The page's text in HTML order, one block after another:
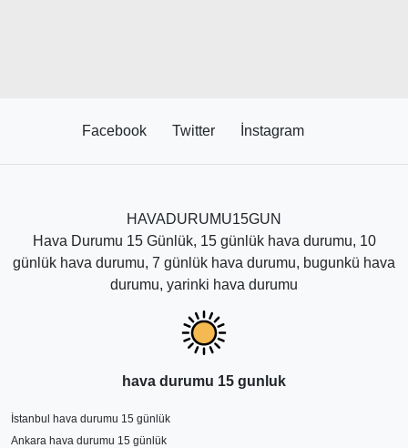
Facebook Twitter İnstagram
HAVADURUMU15GUN
Hava Durumu 15 Günlük, 15 günlük hava durumu, 10
günlük hava durumu, 7 günlük hava durumu, bugunkü hava
durumu, yarinki hava durumu
hava durumu 15 gunluk
İstanbul hava durumu 15 günlük
Ankara hava durumu 15 günlük